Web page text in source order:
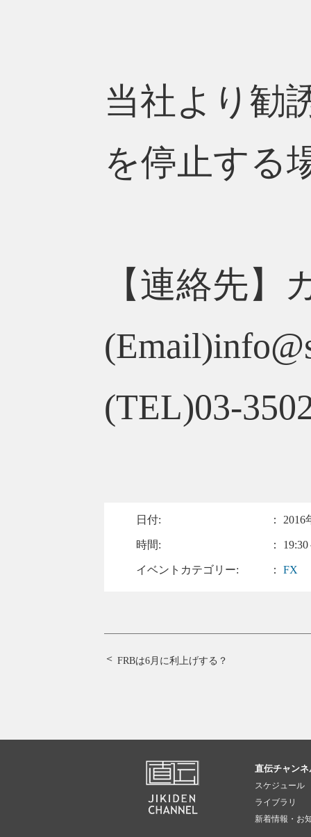
当社より勧
を停止する
【連絡先】
(TEL)03-
日付: ： 2016
時間: ：
イベントカテゴリー: ：FX
FRBは6月に利上げする？
直伝チャン
スケジュール
ライブラリ
新着情報・お